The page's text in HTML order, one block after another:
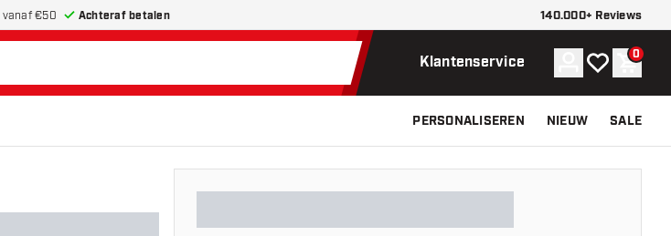
vanaf €50 Achteraf betalen 140.000+ Reviews
Klantenservice Account
Mijn 0
PERSONALISEREN NIEUW SALE